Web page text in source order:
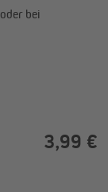
bei
3,99 €